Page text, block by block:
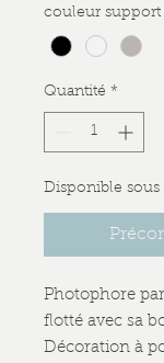
couleur support
Quantité *
Disponible sous
Photophore
flotté avec sa
Décoration à